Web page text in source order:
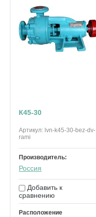
К45-30
Артикул: lvn-k45-30-bez-dv-
rami
Производитель:
Россия
Добавить к
сравнению
Расположение